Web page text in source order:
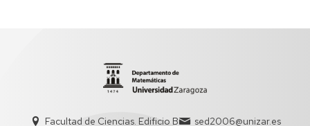
Facultad de Ciencias. Edificio B sed2006@unizar.es